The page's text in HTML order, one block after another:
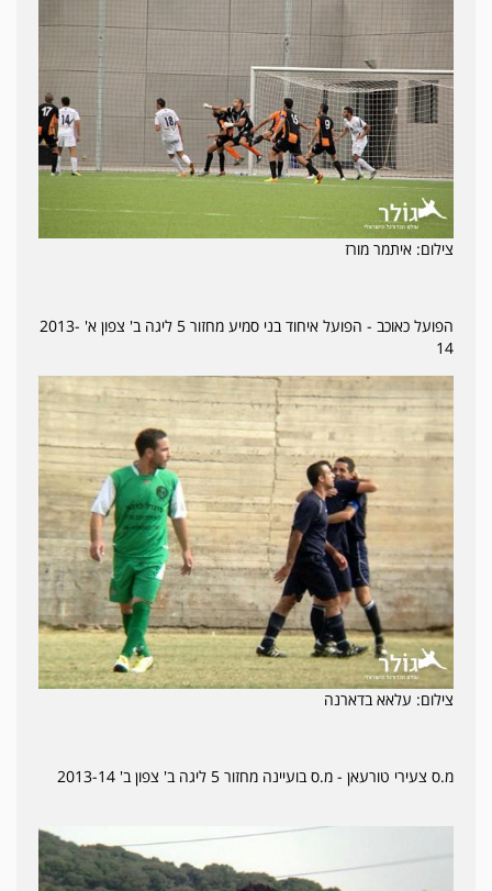
צילום: איתמר מורז
הפועל כאוכב - הפועל איחוד בני סמיע מחזור 5 ליגה ב' צפון א' 2013-
14
צילום: עלאא בדארנה
מ.ס צעירי טורעאן - מ.ס בועיינה מחזור 5 ליגה ב' צפון ב' 2013-14